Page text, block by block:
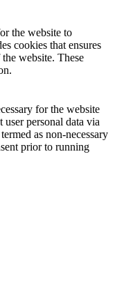
the website to
cookies that ensures
website. These
for the website
personal data via
as non-necessary
prior to running